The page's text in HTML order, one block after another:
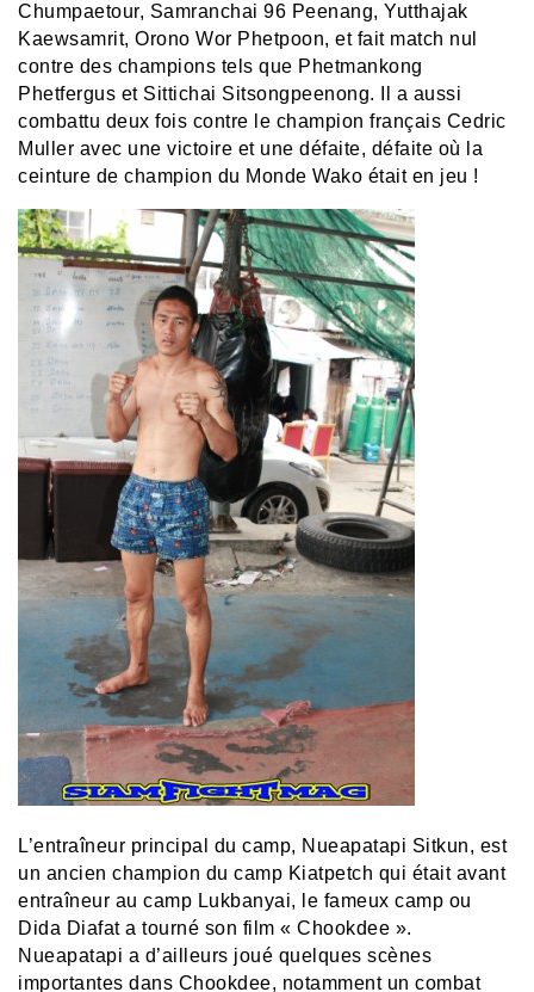
Chumpaetour, Samranchai 96 Peenang, Yutthajak
Kaewsamrit, Orono Wor Phetpoon, et fait match nul
contre des champions tels que Phetmankong
Phetfergus et Sittichai Sitsongpeenong. Il a aussi
combattu deux fois contre le champion français Cedric
Muller avec une victoire et une défaite, défaite où la
ceinture de champion du Monde Wako était en jeu !
L’entraîneur principal du camp, Nueapatapi Sitkun, est
un ancien champion du camp Kiatpetch qui était avant
entraîneur au camp Lukbanyai, le fameux camp ou
Dida Diafat a tourné son film « Chookdee ».
Nueapatapi a d’ailleurs joué quelques scènes
importantes dans Chookdee, notamment un combat